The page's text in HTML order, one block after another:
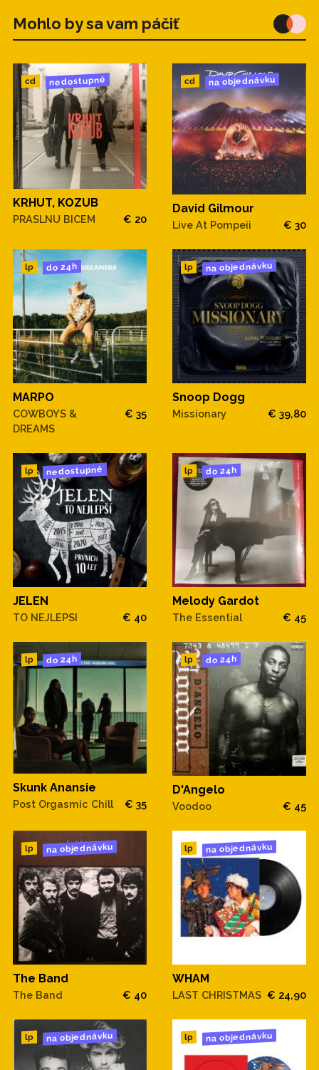
Mohlo by sa vam páčiť
cd nedostupné
KRHUT, KOZUB
PRASLNU BICEM € 20
cd na objednávku
David Gilmour
Live At Pompeii € 30
lp do 24h
MARPO
COWBOYS &
DREAMS
€ 35
lp na objednávku
Snoop Dogg
Missionary € 39,80
lp nedostupné
JELEN
TO NEJLEPSI € 40
lp do 24h
Melody Gardot
The Essential € 45
lp do 24h
Skunk Anansie
Post Orgasmic Chill € 35
lp do 24h
D'Angelo
Voodoo € 45
lp na objednávku
The Band
The Band € 40
lp na objednávku
WHAM
LAST CHRISTMAS € 24,90
lp na objednávku lp na objednávku